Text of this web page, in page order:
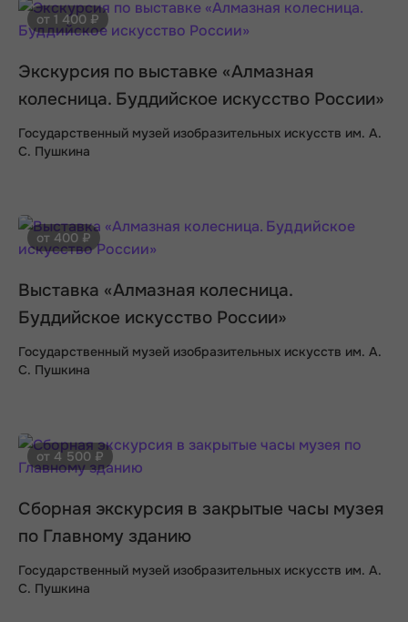
от 1 400 ₽
Экскурсия по выставке «Алмазная
колесница. Буддийское искусство России»
Государственный музей изобразительных искусств им. А.
С. Пушкина
от 400 ₽
Выставка «Алмазная колесница.
Буддийское искусство России»
Государственный музей изобразительных искусств им. А.
С. Пушкина
от 4 500 ₽
Сборная экскурсия в закрытые часы музея
по Главному зданию
Государственный музей изобразительных искусств им. А.
С. Пушкина